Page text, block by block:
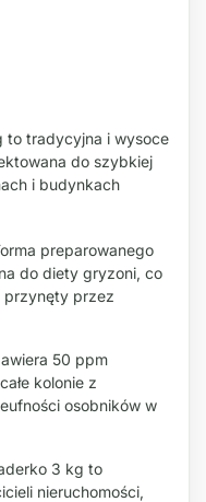
to tradycyjna i wysoce
do szybkiej
i budynkach
preparowanego
do diety gryzoni, co
przynęty przez
50 ppm
kolonie z
osobników w
3 kg to
nieruchomości,